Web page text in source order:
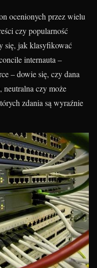
ocenionych przez wielu
czy popularność
się, jak klasyfikować
internauta –
– dowie się, czy dana
neutralna czy może
zdania są wyraźnie